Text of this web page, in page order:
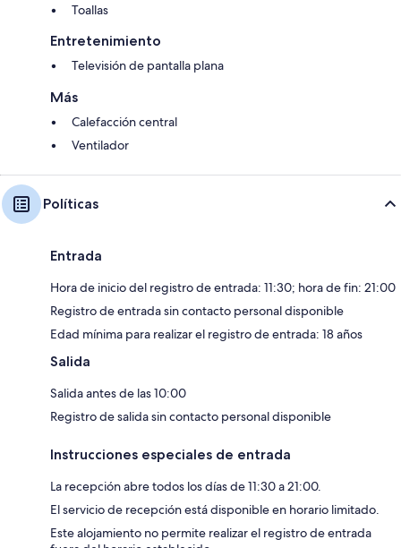
Toallas
Entretenimiento
Televisión de pantalla plana
Más
Calefacción central
Ventilador
Políticas
Entrada
Hora de inicio del registro de entrada: 11:30; hora de fin: 21:00
Registro de entrada sin contacto personal disponible
Edad mínima para realizar el registro de entrada: 18 años
Salida
Salida antes de las 10:00
Registro de salida sin contacto personal disponible
Instrucciones especiales de entrada
La recepción abre todos los días de 11:30 a 21:00.
El servicio de recepción está disponible en horario limitado.
Este alojamiento no permite realizar el registro de entrada